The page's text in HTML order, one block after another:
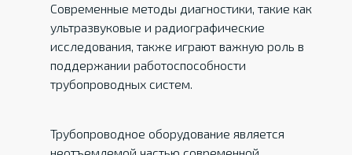
Современные методы диагностики, такие как
ультразвуковые и радиографические
исследования, также играют важную роль в
поддержании работоспособности
трубопроводных систем.
Трубопроводное оборудование является